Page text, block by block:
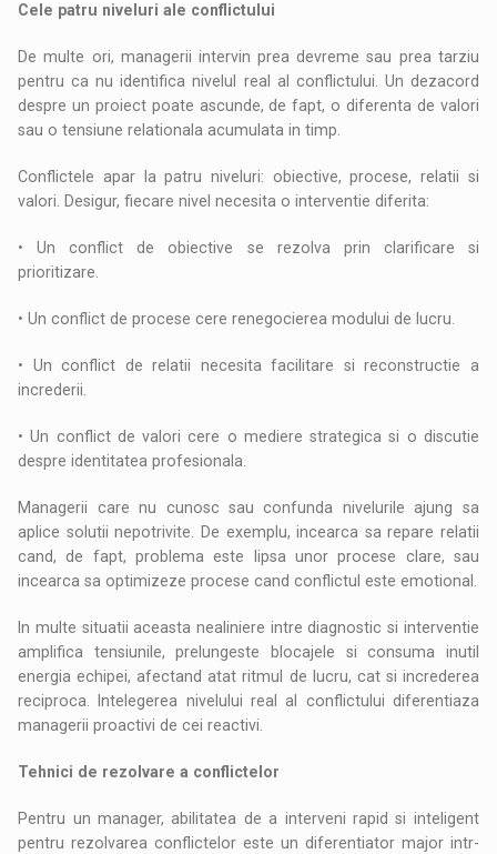
Cele patru niveluri ale conflictului
De multe ori, managerii intervin prea devreme sau prea tarziu
pentru ca nu identifica nivelul real al conflictului. Un dezacord
despre un proiect poate ascunde, de fapt, o diferenta de valori
sau o tensiune relationala acumulata in timp.
Conflictele apar la patru niveluri: obiective, procese, relatii si
valori. Desigur, fiecare nivel necesita o interventie diferita:
• Un conflict de obiective se rezolva prin clarificare si
prioritizare.
• Un conflict de procese cere renegocierea modului de lucru.
• Un conflict de relatii necesita facilitare si reconstructie a
increderii.
• Un conflict de valori cere o mediere strategica si o discutie
despre identitatea profesionala.
Managerii care nu cunosc sau confunda nivelurile ajung sa
aplice solutii nepotrivite. De exemplu, incearca sa repare relatii
cand, de fapt, problema este lipsa unor procese clare, sau
incearca sa optimizeze procese cand conflictul este emotional.
In multe situatii aceasta nealiniere intre diagnostic si interventie
amplifica tensiunile, prelungeste blocajele si consuma inutil
energia echipei, afectand atat ritmul de lucru, cat si increderea
reciproca. Intelegerea nivelului real al conflictului diferentiaza
managerii proactivi de cei reactivi.
Tehnici de rezolvare a conflictelor
Pentru un manager, abilitatea de a interveni rapid si inteligent
pentru rezolvarea conflictelor este un diferentiator major intr-